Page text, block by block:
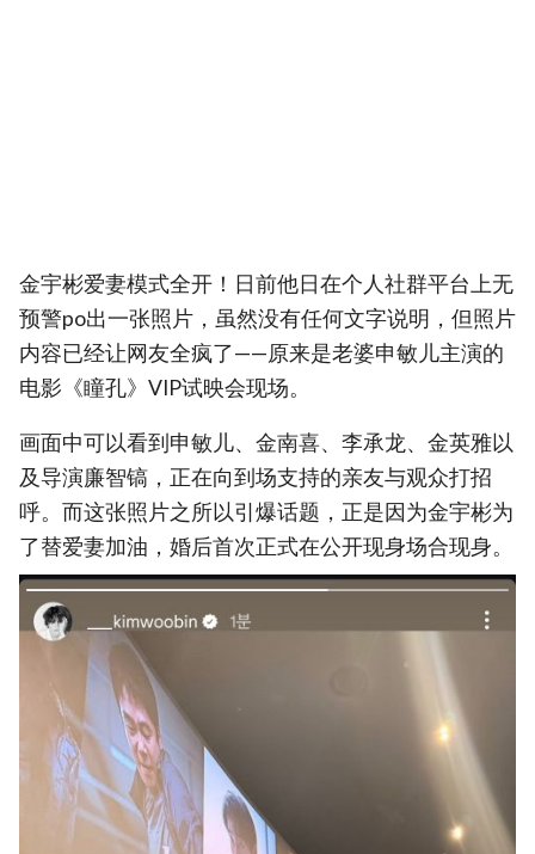
金宇彬爱妻模式全开！日前他日在个人社群平台上无
预警po出一张照片，虽然没有任何文字说明，但照片
内容已经让网友全疯了——原来是老婆申敏儿主演的
电影《瞳孔》VIP试映会现场。
画面中可以看到申敏儿、金南喜、李承龙、金英雅以
及导演廉智镐，正在向到场支持的亲友与观众打招
呼。而这张照片之所以引爆话题，正是因为金宇彬为
了替爱妻加油，婚后首次正式在公开现身场合现身。